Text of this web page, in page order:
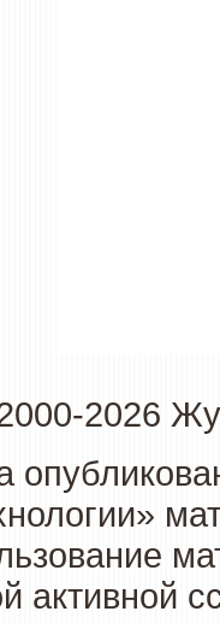
2026
активной